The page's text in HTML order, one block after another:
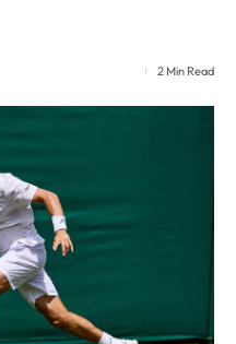
2 Min Read